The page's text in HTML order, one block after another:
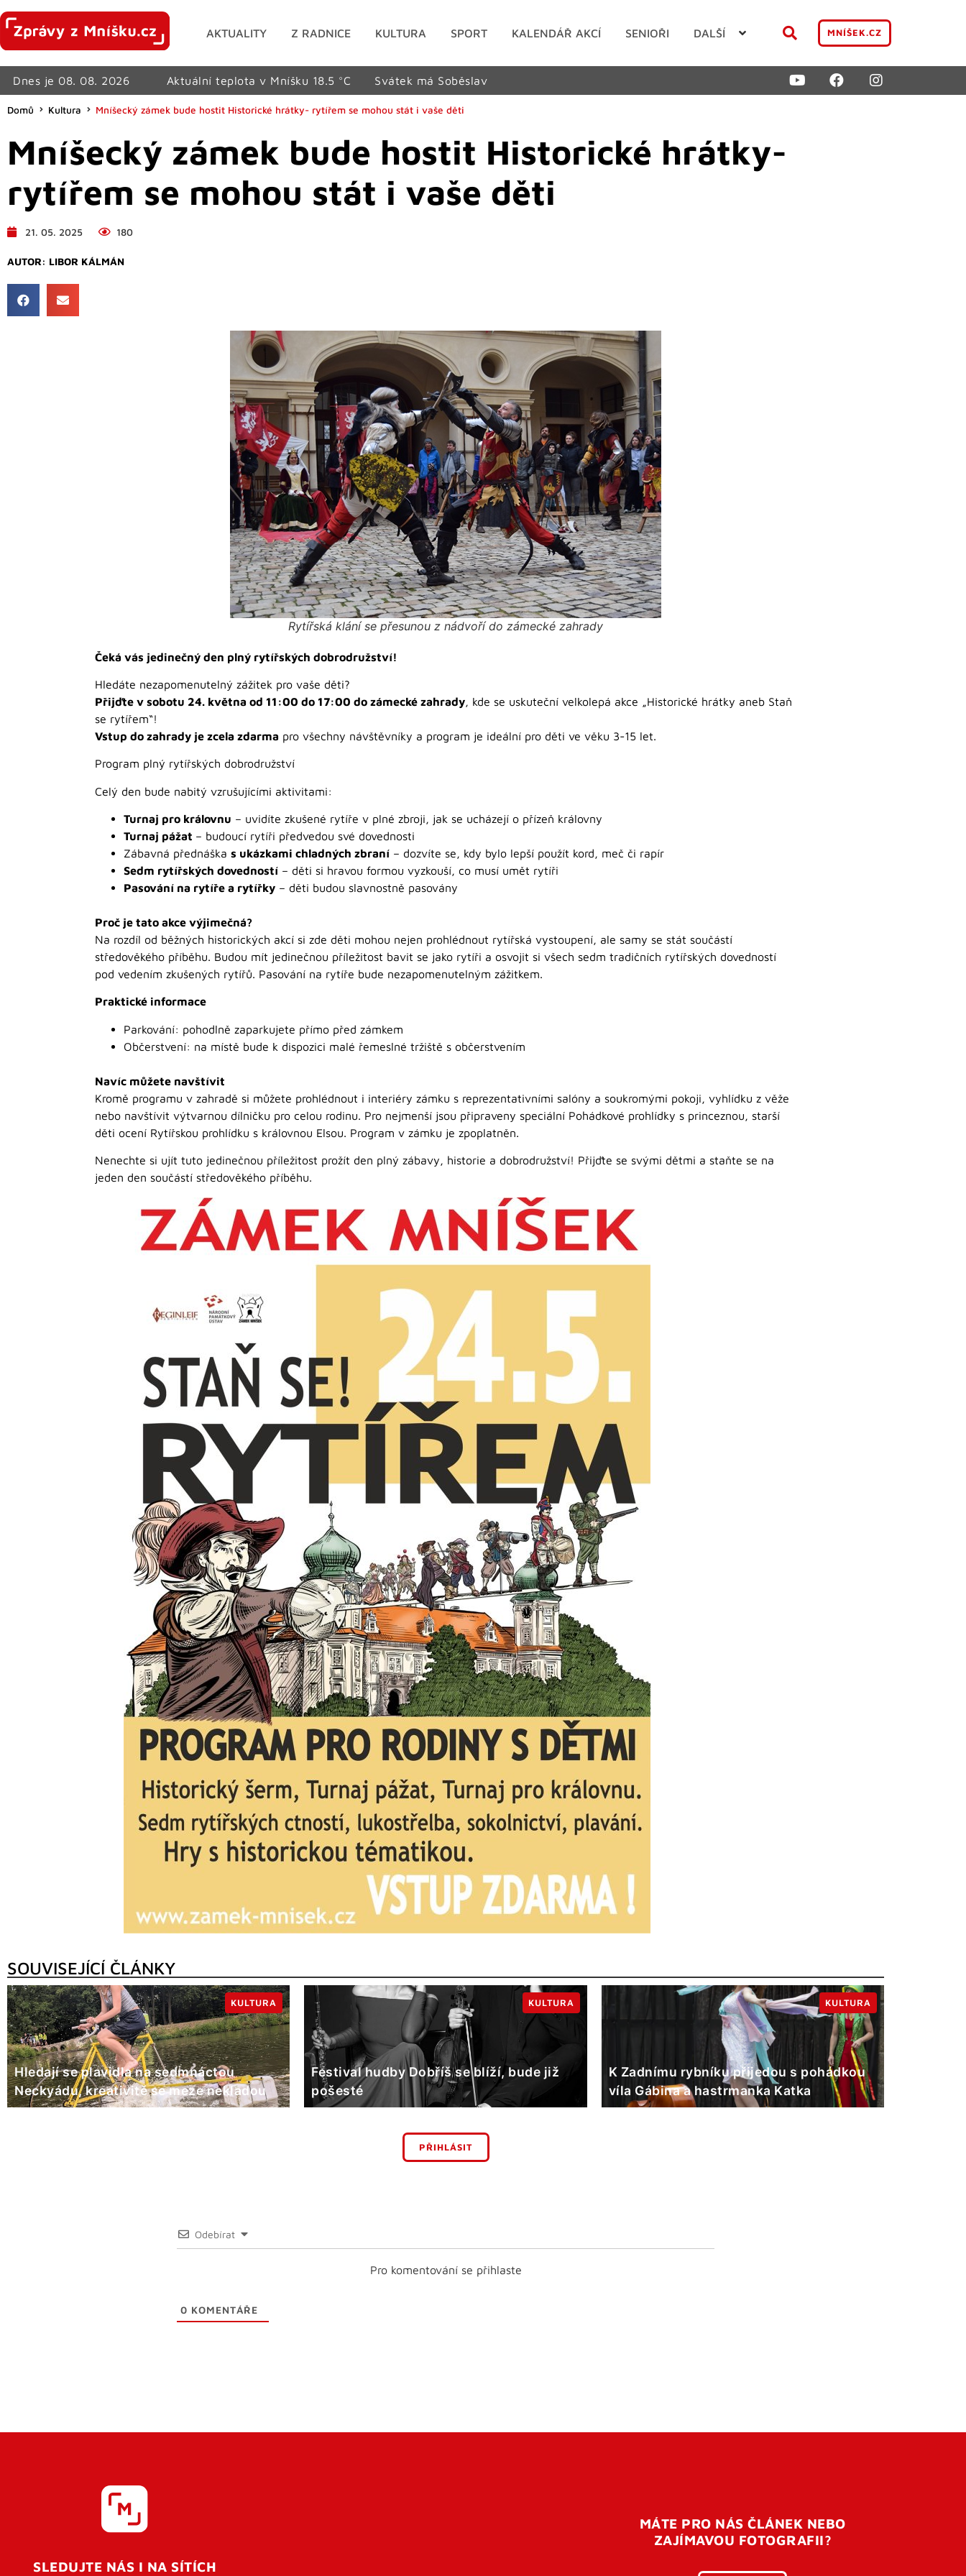
AKTUALITY Z RADNICE KULTURA SPORT KALENDÁŘ AKCÍ SENIOŘI DALŠÍ MNÍŠEK.CZ
Dnes je 08. 08. 2026 Aktuální teplota v Mníšku 18.5 °C Svátek má Soběslav
Domů Kultura Mníšecký zámek bude hostit Historické hrátky- rytířem se mohou stát i vaše děti
Mníšecký zámek bude hostit Historické hrátky-
rytířem se mohou stát i vaše děti
21. 05. 2025 180
AUTOR: LIBOR KÁLMÁN
Rytířská klání se přesunou z nádvoří do zámecké zahrady
Čeká vás jedinečný den plný rytířských dobrodružství!
Hledáte nezapomenutelný zážitek pro vaše děti?
Přijďte v sobotu 24. května od 11:00 do 17:00 do zámecké zahrady, kde se uskuteční velkolepá akce „Historické hrátky aneb Staň
se rytířem“!
Vstup do zahrady je zcela zdarma pro všechny návštěvníky a program je ideální pro děti ve věku 3-15 let.
Program plný rytířských dobrodružství
Celý den bude nabitý vzrušujícími aktivitami:
Turnaj pro královnu – uvidíte zkušené rytíře v plné zbroji, jak se ucházejí o přízeň královny
Turnaj pážat – budoucí rytíři předvedou své dovednosti
Zábavná přednáška s ukázkami chladných zbraní – dozvíte se, kdy bylo lepší použít kord, meč či rapír
Sedm rytířských dovedností – děti si hravou formou vyzkouší, co musí umět rytíři
Pasování na rytíře a rytířky – děti budou slavnostně pasovány
Proč je tato akce výjimečná?
Na rozdíl od běžných historických akcí si zde děti mohou nejen prohlédnout rytířská vystoupení, ale samy se stát součástí
středověkého příběhu. Budou mít jedinečnou příležitost bavit se jako rytíři a osvojit si všech sedm tradičních rytířských dovedností
pod vedením zkušených rytířů. Pasování na rytíře bude nezapomenutelným zážitkem.
Praktické informace
Parkování: pohodlně zaparkujete přímo před zámkem
Občerstvení: na místě bude k dispozici malé řemeslné tržiště s občerstvením
Navíc můžete navštívit
Kromě programu v zahradě si můžete prohlédnout i interiéry zámku s reprezentativními salóny a soukromými pokoji, vyhlídku z věže
nebo navštívit výtvarnou dílničku pro celou rodinu. Pro nejmenší jsou připraveny speciální Pohádkové prohlídky s princeznou, starší
děti ocení Rytířskou prohlídku s královnou Elsou. Program v zámku je zpoplatněn.
Nenechte si ujít tuto jedinečnou příležitost prožít den plný zábavy, historie a dobrodružství! Přijďte se svými dětmi a staňte se na
jeden den součástí středověkého příběhu.
SOUVISEJÍCÍ ČLÁNKY
Hledají se plavidla na sedmnáctou
Neckyádu, kreativitě se meze nekladou
KULTURA
Festival hudby Dobříš se blíží, bude již
pošesté
KULTURA
K Zadnímu rybníku přijedou s pohádkou
víla Gábina a hastrmanka Katka
KULTURA
PŘIHLÁSIT
Odebírat
Pro komentování se přihlaste
0 KOMENTÁŘE
SLEDUJTE NÁS I NA SÍTÍCH
MÁTE PRO NÁS ČLÁNEK NEBO
ZAJÍMAVOU FOTOGRAFII?